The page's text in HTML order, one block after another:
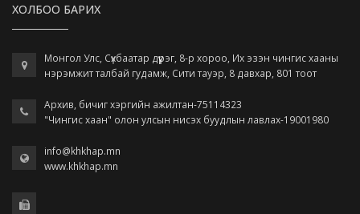
ХОЛБОО БАРИХ
Монгол Улс, Сүхбаатар дүүрэг, 8-р хороо, Их эзэн чингис хааны
нэрэмжит талбай гудамж, Сити тауэр, 8 давхар, 801 тоот
Архив, бичиг хэргийн ажилтан-75114323
"Чингис хаан" олон улсын нисэх буудлын лавлах-19001980
info@khkhap.mn
www.khkhap.mn